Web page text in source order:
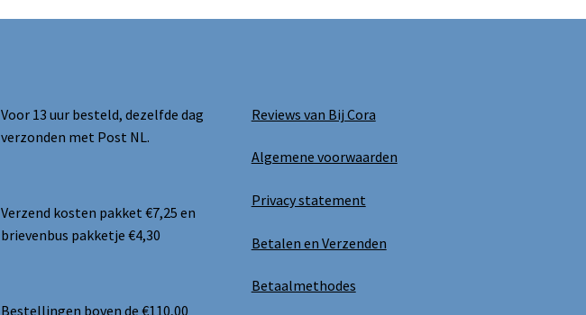
Voor 13 uur besteld, dezelfde dag
verzonden met Post NL.
Verzend kosten pakket €7,25 en
brievenbus pakketje €4,30
Bestellingen boven de €110,00
Reviews van Bij Cora
Algemene voorwaarden
Privacy statement
Betalen en Verzenden
Betaalmethodes